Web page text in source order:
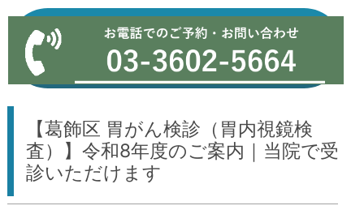
【葛飾区 胃がん検診（胃内視鏡検
査）】令和8年度のご案内｜当院で受
診いただけます